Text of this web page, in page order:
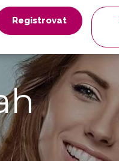
Registrovat